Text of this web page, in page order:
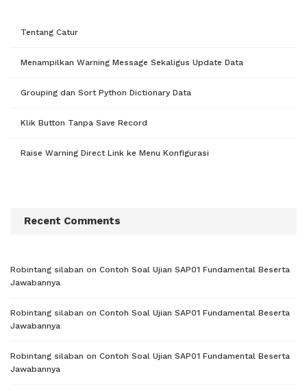
Tentang Catur
Menampilkan Warning Message Sekaligus Update Data
Grouping dan Sort Python Dictionary Data
Klik Button Tanpa Save Record
Raise Warning Direct Link ke Menu Konfigurasi
Recent Comments
Robintang silaban on Contoh Soal Ujian SAP01 Fundamental Beserta
Jawabannya
Robintang silaban on Contoh Soal Ujian SAP01 Fundamental Beserta
Jawabannya
Robintang silaban on Contoh Soal Ujian SAP01 Fundamental Beserta
Jawabannya